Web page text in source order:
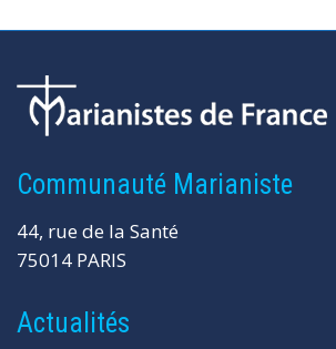
Communauté Marianiste
44, rue de la Santé
75014 PARIS
Actualités